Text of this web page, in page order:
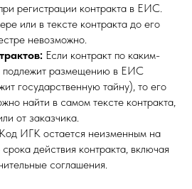
регистрации контракта в ЕИС.
или в тексте контракта до его
невозможно.
Если контракт по каким-
подлежит размещению в ЕИС
государственную тайну), то его
найти в самом тексте контракта,
от заказчика.
Код ИГК остается неизменным на
действия контракта, включая
соглашения.